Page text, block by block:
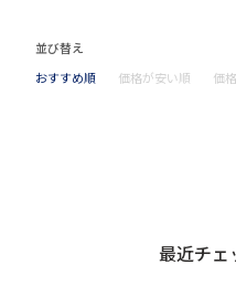
並び替え
おすすめ順
価格が安い順 価
最近チェ